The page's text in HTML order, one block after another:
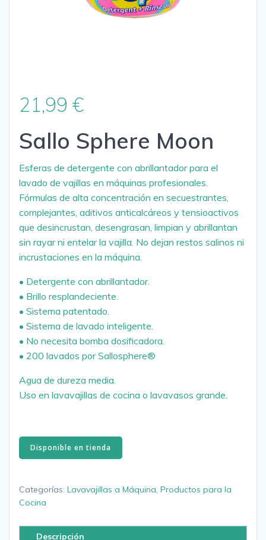
21,99 €
Sallo Sphere Moon
Esferas de detergente con abrillantador para el
lavado de vajillas en máquinas profesionales.
Fórmulas de alta concentración en secuestrantes,
complejantes, aditivos anticalcáreos y tensioactivos
que desincrustan, desengrasan, limpian y abrillantan
sin rayar ni entelar la vajilla. No dejan restos salinos ni
incrustaciones en la máquina.
• Detergente con abrillantador.
• Brillo resplandeciente.
• Sistema patentado.
• Sistema de lavado inteligente.
• No necesita bomba dosificadora.
• 200 lavados por Sallosphere®
Agua de dureza media.
Uso en lavavajillas de cocina o lavavasos grande.
Disponible en tienda
Categorías: Lavavajillas a Máquina, Productos para la
Cocina
Descripción